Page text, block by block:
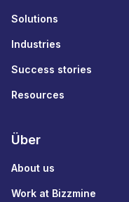
Solutions
Industries
Success stories
Resources
Über
About us
Work at Bizzmine